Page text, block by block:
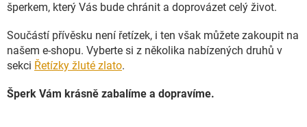
šperkem, který Vás bude chránit a doprovázet celý život.
Součástí přívěsku není řetízek, i ten však můžete zakoupit na
našem e-shopu. Vyberte si z několika nabízených druhů v
sekci Řetízky žluté zlato.
Šperk Vám krásně zabalíme a dopravíme.